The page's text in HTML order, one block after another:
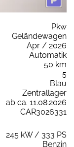
Pkw
Geländewagen
Apr / 2026
Automatik
50 km
5
Blau
Zentrallager
ab ca. 11.08.2026
CAR3026331
245 kW / 333 PS
Benzin